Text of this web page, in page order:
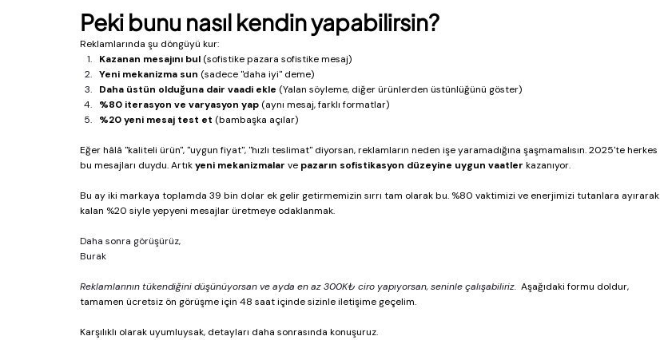
Peki bunu nasıl kendin yapabilirsin?
Reklamlarında şu döngüyü kur:
Kazanan mesajını bul (sofistike pazara sofistike mesaj)
Yeni mekanizma sun (sadece "daha iyi" deme)
Daha üstün olduğuna dair vaadi ekle (Yalan söyleme, diğer ürünlerden üstünlüğünü göster)
%80 iterasyon ve varyasyon yap (aynı mesaj, farklı formatlar)
%20 yeni mesaj test et (bambaşka açılar)
Eğer hâlâ "kaliteli ürün", "uygun fiyat", "hızlı teslimat" diyorsan, reklamların neden işe yaramadığına şaşmamalısın. 2025'te herkes
bu mesajları duydu. Artık yeni mekanizmalar ve pazarın sofistikasyon düzeyine uygun vaatler kazanıyor.
Bu ay iki markaya toplamda 39 bin dolar ek gelir getirmemizin sırrı tam olarak bu. %80 vaktimizi ve enerjimizi tutanlara ayırarak
kalan %20 siyle yepyeni mesajlar üretmeye odaklanmak.
Daha sonra görüşürüz,
Burak
Reklamlarının tükendiğini düşünüyorsan ve ayda en az 300K₺ ciro yapıyorsan, seninle çalışabiliriz. Aşağıdaki formu doldur,
tamamen ücretsiz ön görüşme için 48 saat içinde sizinle iletişime geçelim.
Karşılıklı olarak uyumluysak, detayları daha sonrasında konuşuruz.